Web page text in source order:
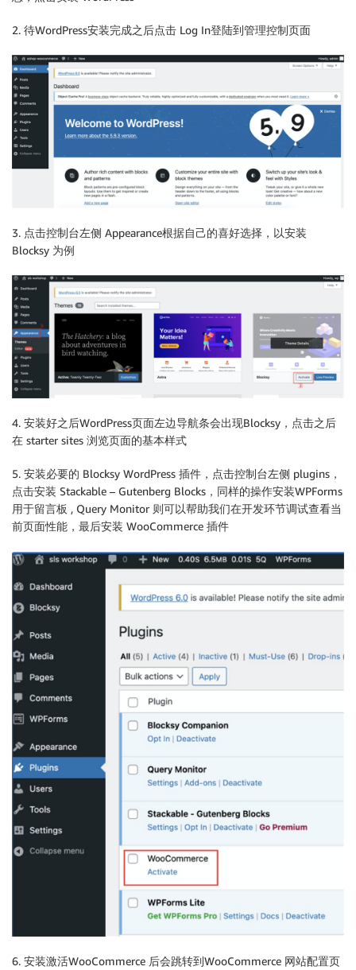
2. 待WordPress安装完成之后点击 Log In登陆到管理控制页面
3. 点击控制台左侧 Appearance根据自己的喜好选择，以安装
Blocksy 为例
4. 安装好之后WordPress页面左边导航条会出现Blocksy，点击之后
在 starter sites 浏览页面的基本样式
5. 安装必要的 Blocksy WordPress 插件，点击控制台左侧 plugins，
点击安装 Stackable – Gutenberg Blocks，同样的操作安装WPForms
用于留言板 , Query Monitor 则可以帮助我们在开发环节调试查看当
前页面性能，最后安装 WooCommerce 插件
6. 安装激活WooCommerce 后会跳转到WooCommerce 网站配置页